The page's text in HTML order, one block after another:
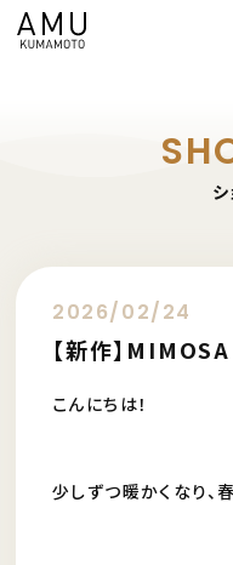
2026/02/24
【新作】
こんにちは！
少しずつ暖かくなり、